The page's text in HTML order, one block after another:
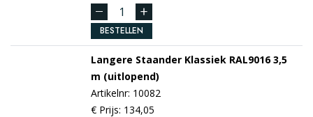
BESTELLEN
Langere Staander Klassiek RAL90163,5
m (uitlopend)
Artikelnr: 10082
€ Prijs: 134,05